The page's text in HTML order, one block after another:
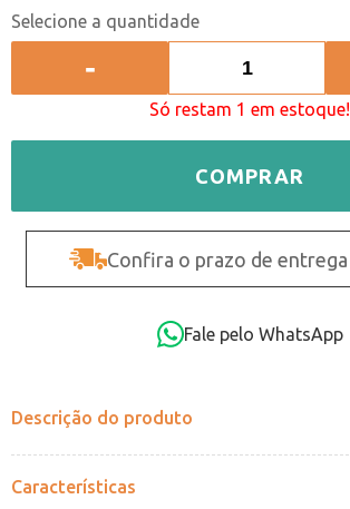
-
Só restam 1 em estoque!
COMPRAR
Confira o prazo de entrega
Fale pelo WhatsApp
Descrição do produto
Características